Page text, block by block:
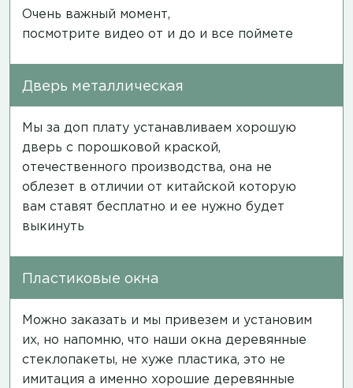
Очень важный момент,
посмотрите видео от и до и все поймете
Дверь металлическая
Мы за доп плату устанавливаем хорошую
дверь с порошковой краской,
отечественного производства, она не
облезет в отличии от китайской которую
вам ставят бесплатно и ее нужно будет
выкинуть
Пластиковые окна
Можно заказать и мы привезем и установим
их, но напомню, что наши окна деревянные
стеклопакеты, не хуже пластика, это не
имитация а именно хорошие деревянные